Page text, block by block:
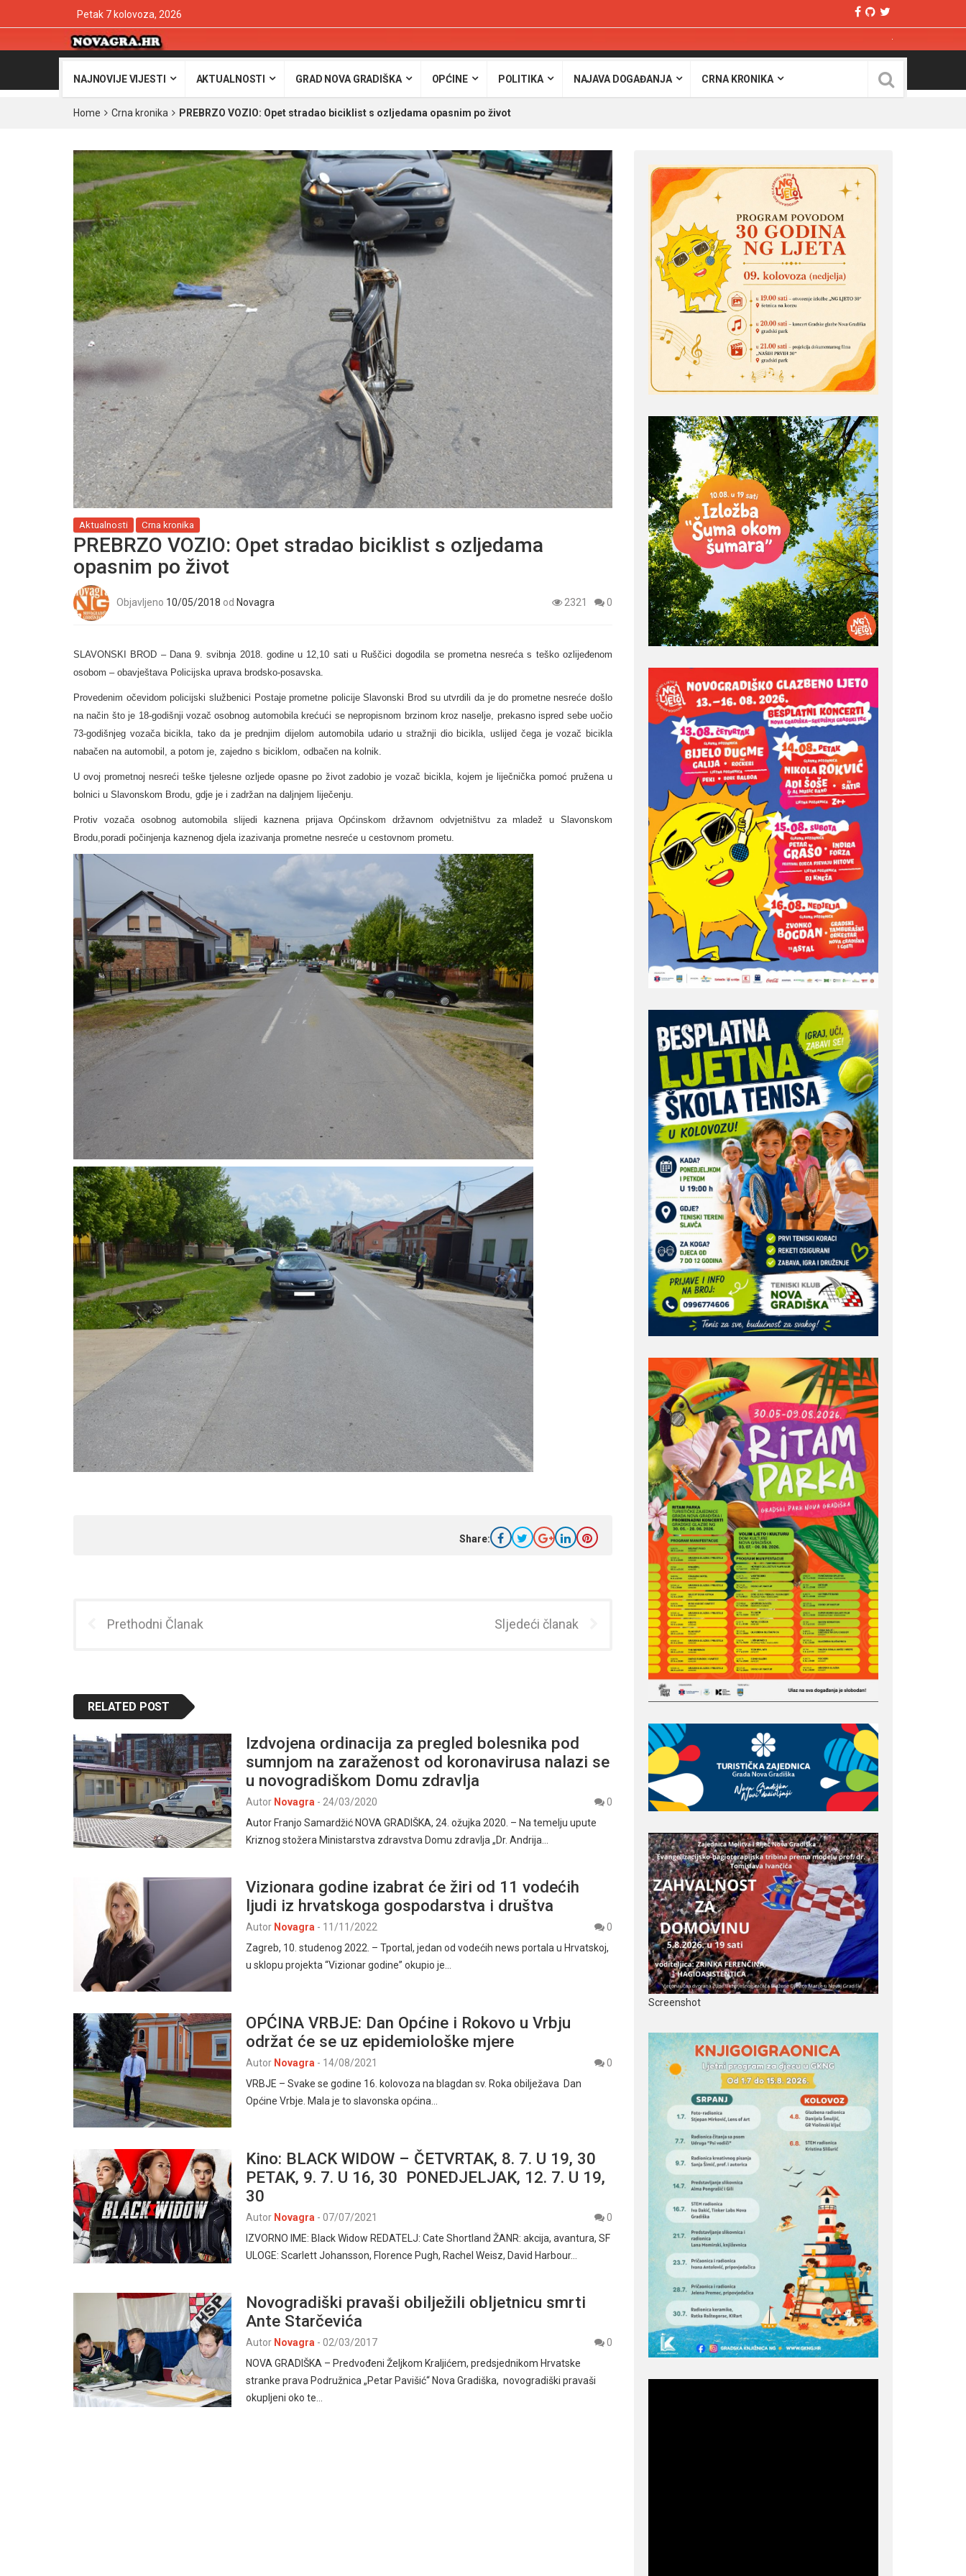
Petak 7 kolovoza, 2026
NAJNOVIJE VIJESTI AKTUALNOSTI GRAD NOVA GRADIŠKA OPĆINE POLITIKA NAJAVA DOGAĐANJA CRNA KRONIKA
Home Crna kronika PREBRZO VOZIO: Opet stradao biciklist s ozljedama opasnim po život
Aktualnosti Crna kronika
PREBRZO VOZIO: Opet stradao biciklist s ozljedama
opasnim po život
Objavljeno 10/05/2018 od Novagra 2321 0
SLAVONSKI BROD – Dana 9. svibnja 2018. godine u 12,10 sati u Ruščici dogodila se prometna nesreća s teško ozlijeđenom
osobom – obavještava Policijska uprava brodsko-posavska.
Provedenim očevidom policijski službenici Postaje prometne policije Slavonski Brod su utvrdili da je do prometne nesreće došlo
na način što je 18-godišnji vozač osobnog automobila krećući se nepropisnom brzinom kroz naselje, prekasno ispred sebe uočio
73-godišnjeg vozača bicikla, tako da je prednjim dijelom automobila udario u stražnji dio bicikla,uslijed čega je vozač bicikla
nabačen na automobil, a potom je, zajedno s biciklom, odbačen na kolnik.
U ovoj prometnoj nesreći teške tjelesne ozljede opasne po život zadobio je vozač bicikla, kojem je liječnička pomoć pružena u
bolnici u Slavonskom Brodu, gdje je i zadržan na daljnjem liječenju.
Protiv vozača osobnog automobila slijedi kaznena prijava Općinskom državnom odvjetništvu za mladež u Slavonskom
Brodu,poradi počinjenja kaznenog djela izazivanja prometne nesreće u cestovnom prometu.
Share:
Prethodni Članak Sljedeći članak
RELATED POST
Izdvojena ordinacija za pregled bolesnika pod
sumnjom na zaraženost od koronavirusa nalazi se
u novogradiškom Domu zdravlja
Autor Novagra - 24/03/2020
0
Autor Franjo Samardžić NOVA GRADIŠKA, 24. ožujka 2020. – Na temelju upute
Kriznog stožera Ministarstva zdravstva Domu zdravlja „Dr. Andrija…
Vizionara godine izabrat će žiri od 11 vodećih
ljudi iz hrvatskoga gospodarstva i društva
Autor Novagra - 11/11/2022
0
Zagreb, 10. studenog 2022. – Tportal, jedan od vodećih news portala u Hrvatskoj,
u sklopu projekta “Vizionar godine” okupio je…
OPĆINA VRBJE: Dan Općine i Rokovo u Vrbju
održat će se uz epidemiološke mjere
Autor Novagra - 14/08/2021
0
VRBJE – Svake se godine 16. kolovoza na blagdan sv. Roka obilježava Dan
Općine Vrbje. Mala je to slavonska općina…
Kino: BLACK WIDOW – ČETVRTAK, 8. 7. U 19, 30
PETAK, 9. 7. U 16, 30 PONEDJELJAK, 12. 7. U 19,
30
Autor Novagra - 07/07/2021
0
IZVORNO IME: Black Widow REDATELJ: Cate Shortland ŽANR: akcija, avantura, SF
ULOGE: Scarlett Johansson, Florence Pugh, Rachel Weisz, David Harbour…
Novogradiški pravaši obilježili obljetnicu smrti
Ante Starčevića
Autor Novagra - 02/03/2017
0
NOVA GRADIŠKA – Predvođeni Željkom Kraljićem, predsjednikom Hrvatske
stranke prava Podružnica „Petar Pavišić“ Nova Gradiška, novogradiški pravaši
okupljeni oko te…
Screenshot